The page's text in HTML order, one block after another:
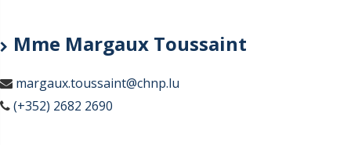
Mme Margaux Toussaint
margaux.toussaint@chnp.lu
(+352) 2682 2690